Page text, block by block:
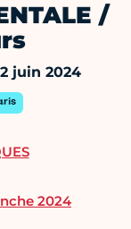
/
juin 2024
2024